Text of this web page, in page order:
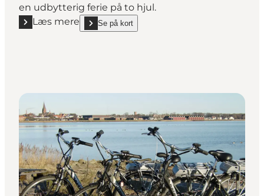
en udbytterig ferie på to hjul.
Læs mere
Læs mere "Cykelferie på Mors og i Limfjordslandet"
Se på kort
show Cykelferie på Mors og i Limfjordslandet